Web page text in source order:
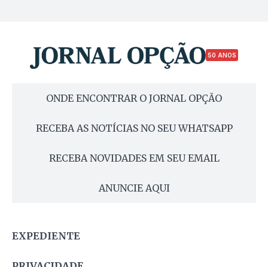
50 ANOS
ONDE ENCONTRAR O JORNAL OPÇÃO
RECEBA AS NOTÍCIAS NO SEU WHATSAPP
RECEBA NOVIDADES EM SEU EMAIL
ANUNCIE AQUI
EXPEDIENTE